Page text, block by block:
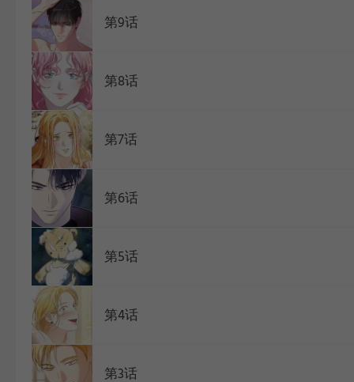
第9话
第8话
第7话
第6话
第5话
第4话
第3话